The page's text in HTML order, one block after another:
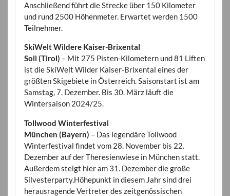
Anschließend führt die Strecke über 150 Kilometer
und rund 2500 Höhenmeter. Erwartet werden 1500
Teilnehmer.
SkiWelt Wildere Kaiser-Brixental
Soll (Tirol) – Mit 275 Pisten-Kilometern und 81 Liften
ist die SkiWelt Wilder Kaiser-Brixental eines der
größten Skigebiete in Österreich. Saisonstart ist am
Samstag, 7. Dezember. Bis 30. März läuft die
Wintersaison 2024/25.
Tollwood Winterfestival
München (Bayern) – Das legendäre Tollwood
Winterfestival findet vom 28. November bis 22.
Dezember auf der Theresienwiese in München statt.
Außerdem steigt hier am 31. Dezember die große
Silvesterparty.Höhepunkt in diesem Jahr sind drei
herausragende Vertreter des zeitgenössischen